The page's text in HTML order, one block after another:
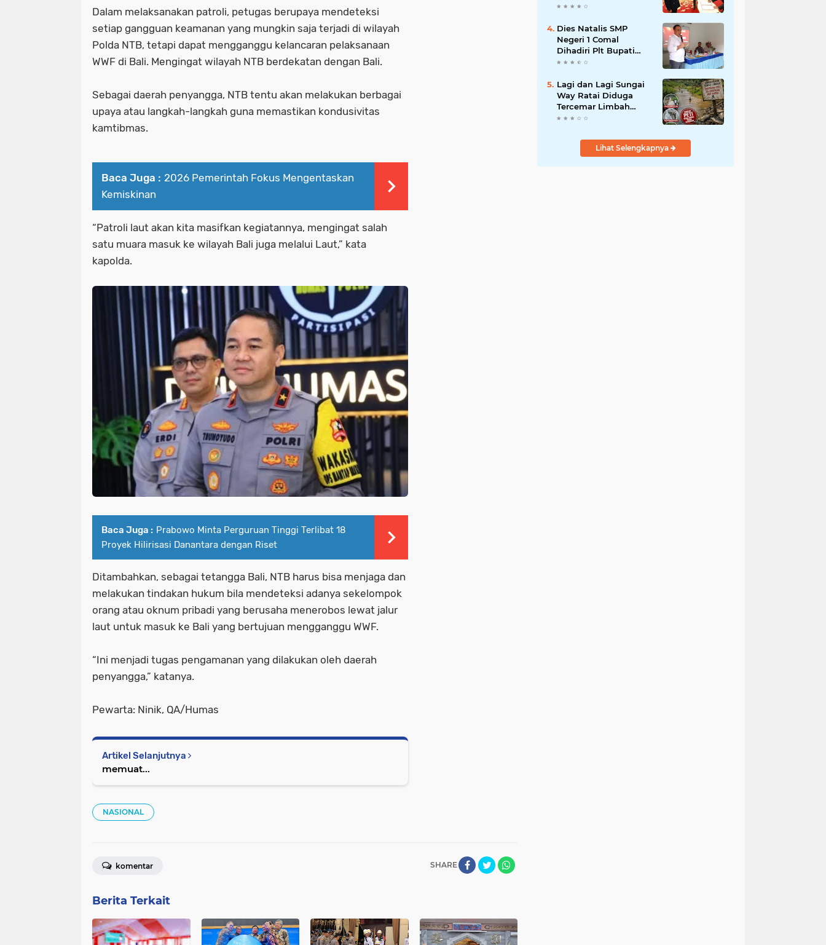
Dalam melaksanakan patroli, petugas berupaya mendeteksi
setiap gangguan keamanan yang mungkin saja terjadi di wilayah
Polda NTB, tetapi dapat mengganggu kelancaran pelaksanaan
WWF di Bali. Mengingat wilayah NTB berdekatan dengan Bali.
Sebagai daerah penyangga, NTB tentu akan melakukan berbagai
upaya atau langkah-langkah guna memastikan kondusivitas
kamtibmas.
Baca Juga : 2026 Pemerintah Fokus Mengentaskan
Kemiskinan
“Patroli laut akan kita masifkan kegiatannya, mengingat salah
satu muara masuk ke wilayah Bali juga melalui Laut,” kata
kapolda.
Baca Juga : Prabowo Minta Perguruan Tinggi Terlibat 18
Proyek Hilirisasi Danantara dengan Riset
Ditambahkan, sebagai tetangga Bali, NTB harus bisa menjaga dan
melakukan tindakan hukum bila mendeteksi adanya sekelompok
orang atau oknum pribadi yang berusaha menerobos lewat jalur
laut untuk masuk ke Bali yang bertujuan mengganggu WWF.
“Ini menjadi tugas pengamanan yang dilakukan oleh daerah
penyangga,” katanya.
Pewarta: Ninik, QA/Humas
Artikel Selanjutnya
memuat...
NASIONAL
SHARE
komentar
Berita Terkait
Dies Natalis SMP
Negeri 1 Comal
Dihadiri Plt Bupati
Pemalang Nurkholis
Lagi dan Lagi Sungai
Way Ratai Diduga
Tercemar Limbah
PETIIkan
Rakyat Jadi Korban: Di
Mana Negara? KeLihat Selengkapnya